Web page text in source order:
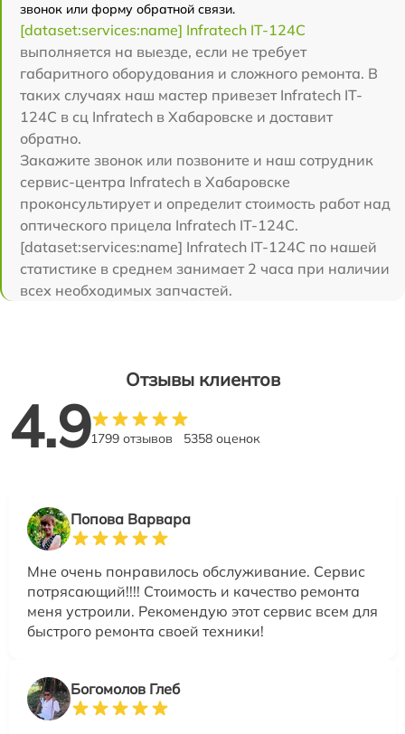
звонок или форму обратной связи.
[dataset:services:name] Infratech IT-124C
выполняется на выезде, если не требует
габаритного оборудования и сложного ремонта. В
таких случаях наш мастер привезет Infratech IT-
124C в сц Infratech в Хабаровске и доставит
обратно.
Закажите звонок или позвоните и наш сотрудник
сервис-центра Infratech в Хабаровске
проконсультирует и определит стоимость работ над
оптического прицела Infratech IT-124C.
[dataset:services:name] Infratech IT-124C по нашей
статистике в среднем занимает 2 часа при наличии
всех необходимых запчастей.
Отзывы клиентов
4.91799 отзывов 5358 оценок
Попова Варвара
Мне очень понравилось обслуживание. Сервис
потрясающий!!!! Стоимость и качество ремонта
меня устроили. Рекомендую этот сервис всем для
быстрого ремонта своей техники!
Богомолов Глеб